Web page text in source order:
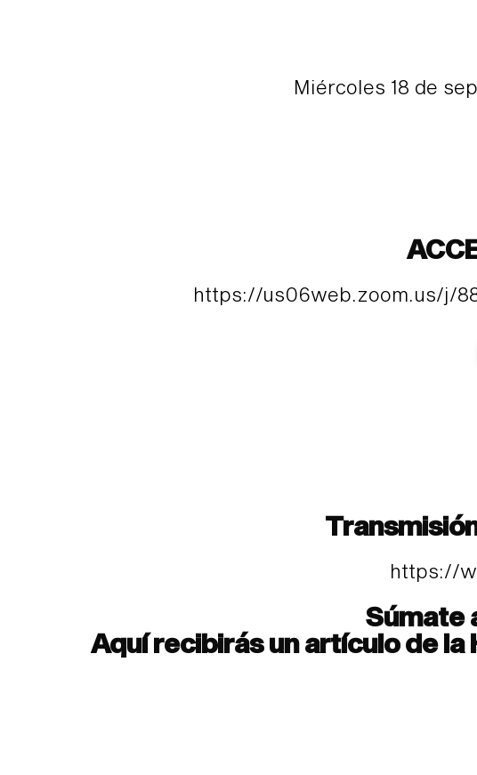
Miércoles 18 de
https://us06web.zoom.us/j/
https://
Súmate
Aquí recibirás un artículo de